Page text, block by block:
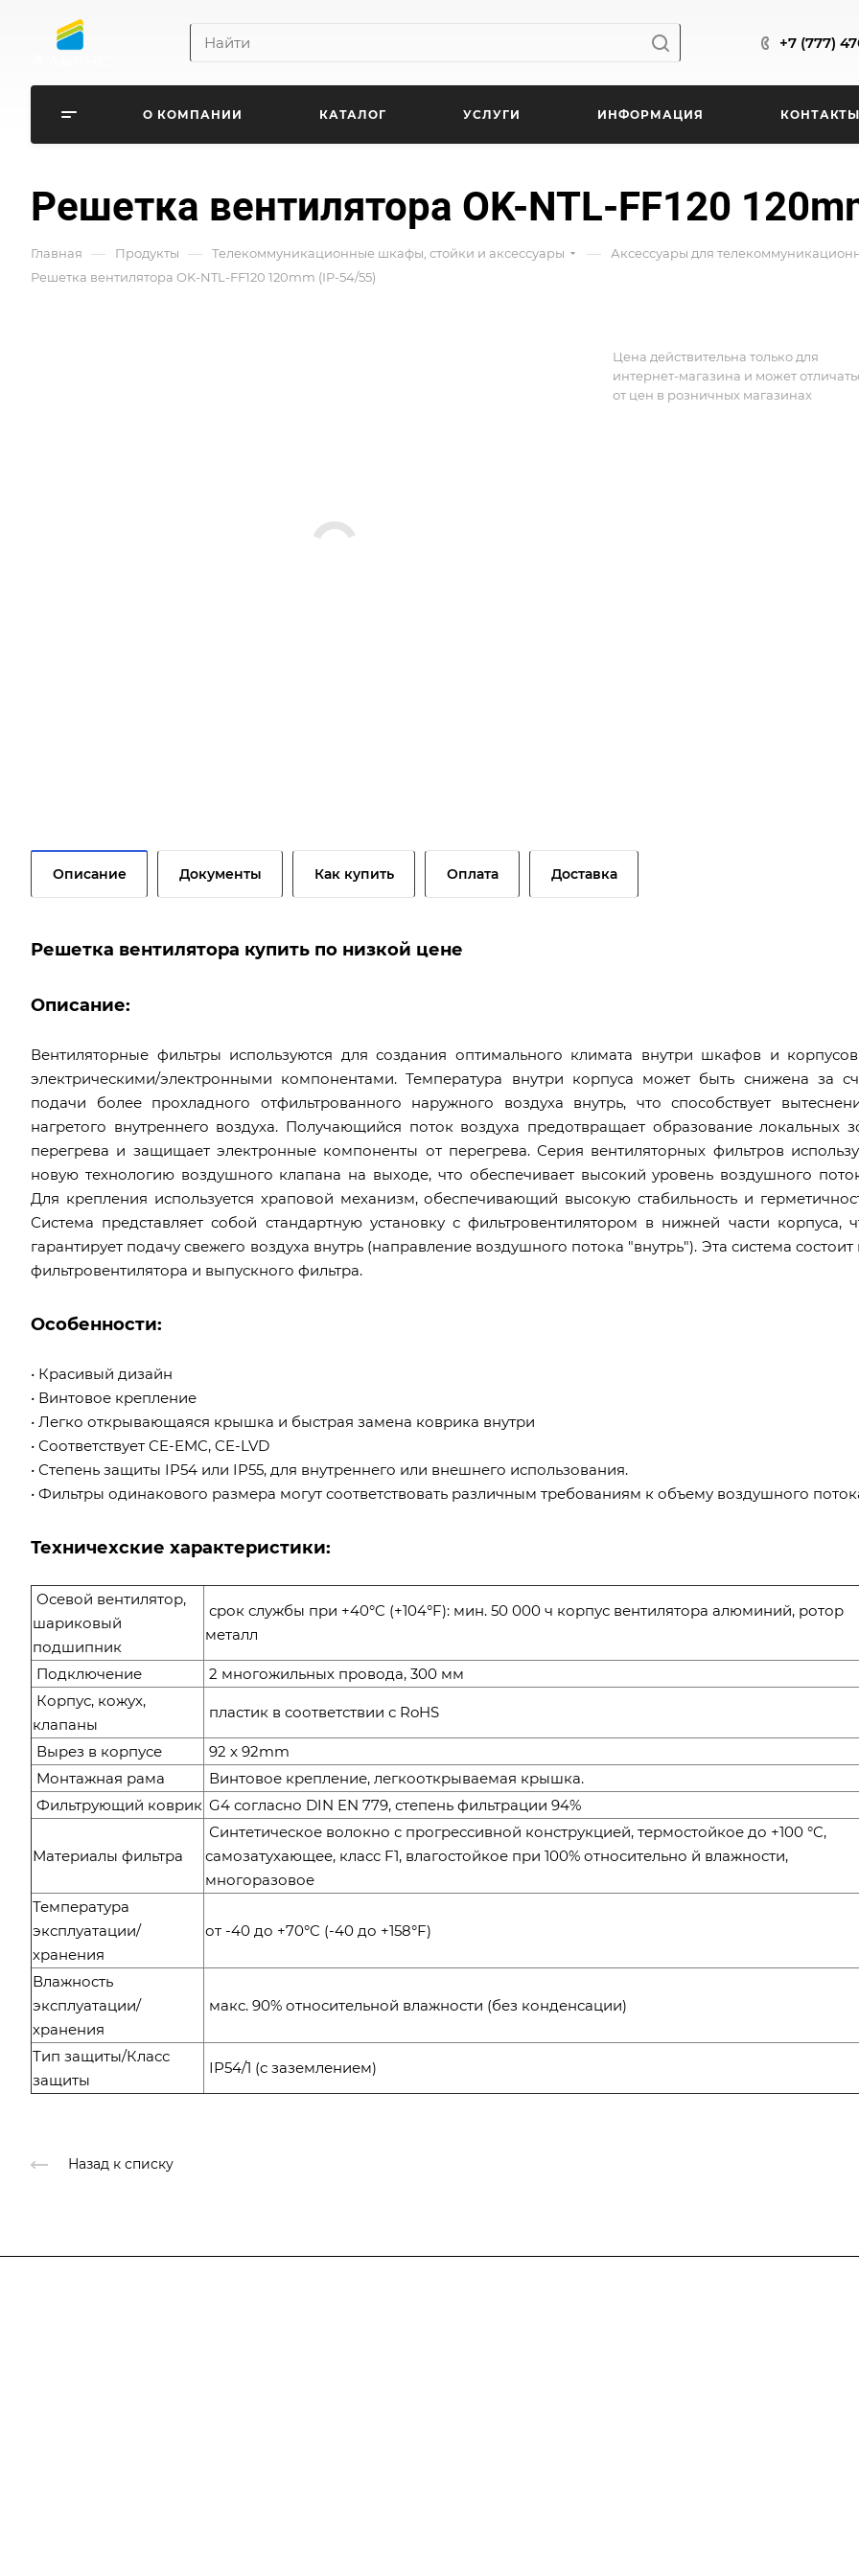
+7 (777)
О КОМПАНИИ КАТАЛОГ УСЛУГИ ИНФОРМАЦИЯ
Решетка вентилятора OK-NTL-FF120
Главная — Продукты — Телекоммуникационные шкафы, стойки и аксессуары —
Аксессуары для
Решетка вентилятора OK-NTL-FF120 120mm (IP-54/55)
Цена действительна только для
интернет-магазина и может
от цен в розничных магазинах
Описание Документы Как купить Оплата Доставка
Решетка вентилятора купить по низкой цене
Описание:
Вентиляторные фильтры используются для создания оптимального климата внутри шкафов и
электрическими/электронными компонентами. Температура внутри корпуса может быть снижена за
подачи более прохладного отфильтрованного наружного воздуха внутрь, что способствует
нагретого внутреннего воздуха. Получающийся поток воздуха предотвращает образование локальных
перегрева и защищает электронные компоненты от перегрева. Серия вентиляторных фильтров
новую технологию воздушного клапана на выходе, что обеспечивает высокий уровень воздушного
Для крепления используется храповой механизм, обеспечивающий высокую стабильность и
Система представляет собой стандартную установку с фильтровентилятором в нижней части корпуса,
гарантирует подачу свежего воздуха внутрь (направление воздушного потока "внутрь"). Эта система состоит
фильтровентилятора и выпускного фильтра.
Особенности:
• Красивый дизайн
• Винтовое крепление
• Легко открывающаяся крышка и быстрая замена коврика внутри
• Соответствует CE-EMC, CE-LVD
• Степень защиты IP54 или IP55, для внутреннего или внешнего использования.
• Фильтры одинакового размера могут соответствовать различным требованиям к объему воздушного
Техничехские характеристики:
Осевой вентилятор,
шариковый
подшипник
срок службы при +40°C (+104°F): мин. 50 000 ч корпус вентилятора алюминий, ротор
металл
Подключение
2 многожильных провода, 300 мм
Корпус, кожух,
клапаны
пластик в соответствии с RoHS
Вырез в корпусе
92 x 92mm
Монтажная рама
Винтовое крепление, легкооткрываемая крышка.
Фильтрующий коврик G4 согласно DIN EN 779, степень фильтрации 94%
Материалы фильтра
Синтетическое волокно с прогрессивной конструкцией, термостойкое до +100 °C,
самозатухающее, класс F1, влагостойкое при 100% относительно й влажности,
многоразовое
Температура
эксплуатации/
хранения
от -40 до +70°C (-40 до +158°F)
Влажность
эксплуатации/
хранения
макс. 90% относительной влажности (без конденсации)
Тип защиты/Класс
защиты
ІР54/1 (с заземлением)
Назад к списку